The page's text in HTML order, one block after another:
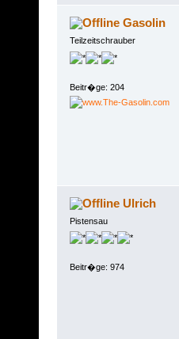
Gasolin
Teilzeitschrauber
Beitr�ge: 204
Ulrich
Pistensau
Beitr�ge: 974